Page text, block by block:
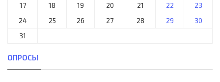
17
18 19 20 21 22
23
24
25 26 27 28 29
30
31
ОПРОСЫ